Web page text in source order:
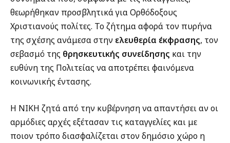
θεωρήθηκαν προσβλητικά για Ορθόδοξους
Χριστιανούς πολίτες. Το ζήτημα αφορά τον πυρήνα
της σχέσης ανάμεσα στην ελευθερία έκφρασης, τον
σεβασμό της θρησκευτικής συνείδησης και την
ευθύνη της Πολιτείας να αποτρέπει φαινόμενα
κοινωνικής έντασης.
Η ΝΙΚΗ ζητά από την κυβέρνηση να απαντήσει αν οι
αρμόδιες αρχές εξέτασαν τις καταγγελίες και με
ποιον τρόπο διασφαλίζεται στον δημόσιο χώρο η